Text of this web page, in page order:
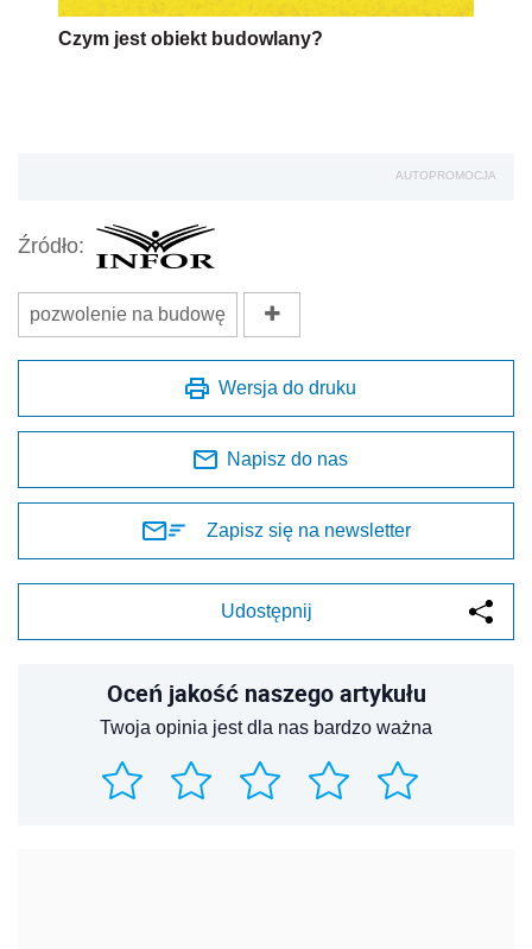
Czym jest obiekt budowlany?
AUTOPROMOCJA
Źródło:
pozwolenie na budowę
Wersja do druku
Napisz do nas
Zapisz się na newsletter
Udostępnij
Oceń jakość naszego artykułu
Twoja opinia jest dla nas bardzo ważna